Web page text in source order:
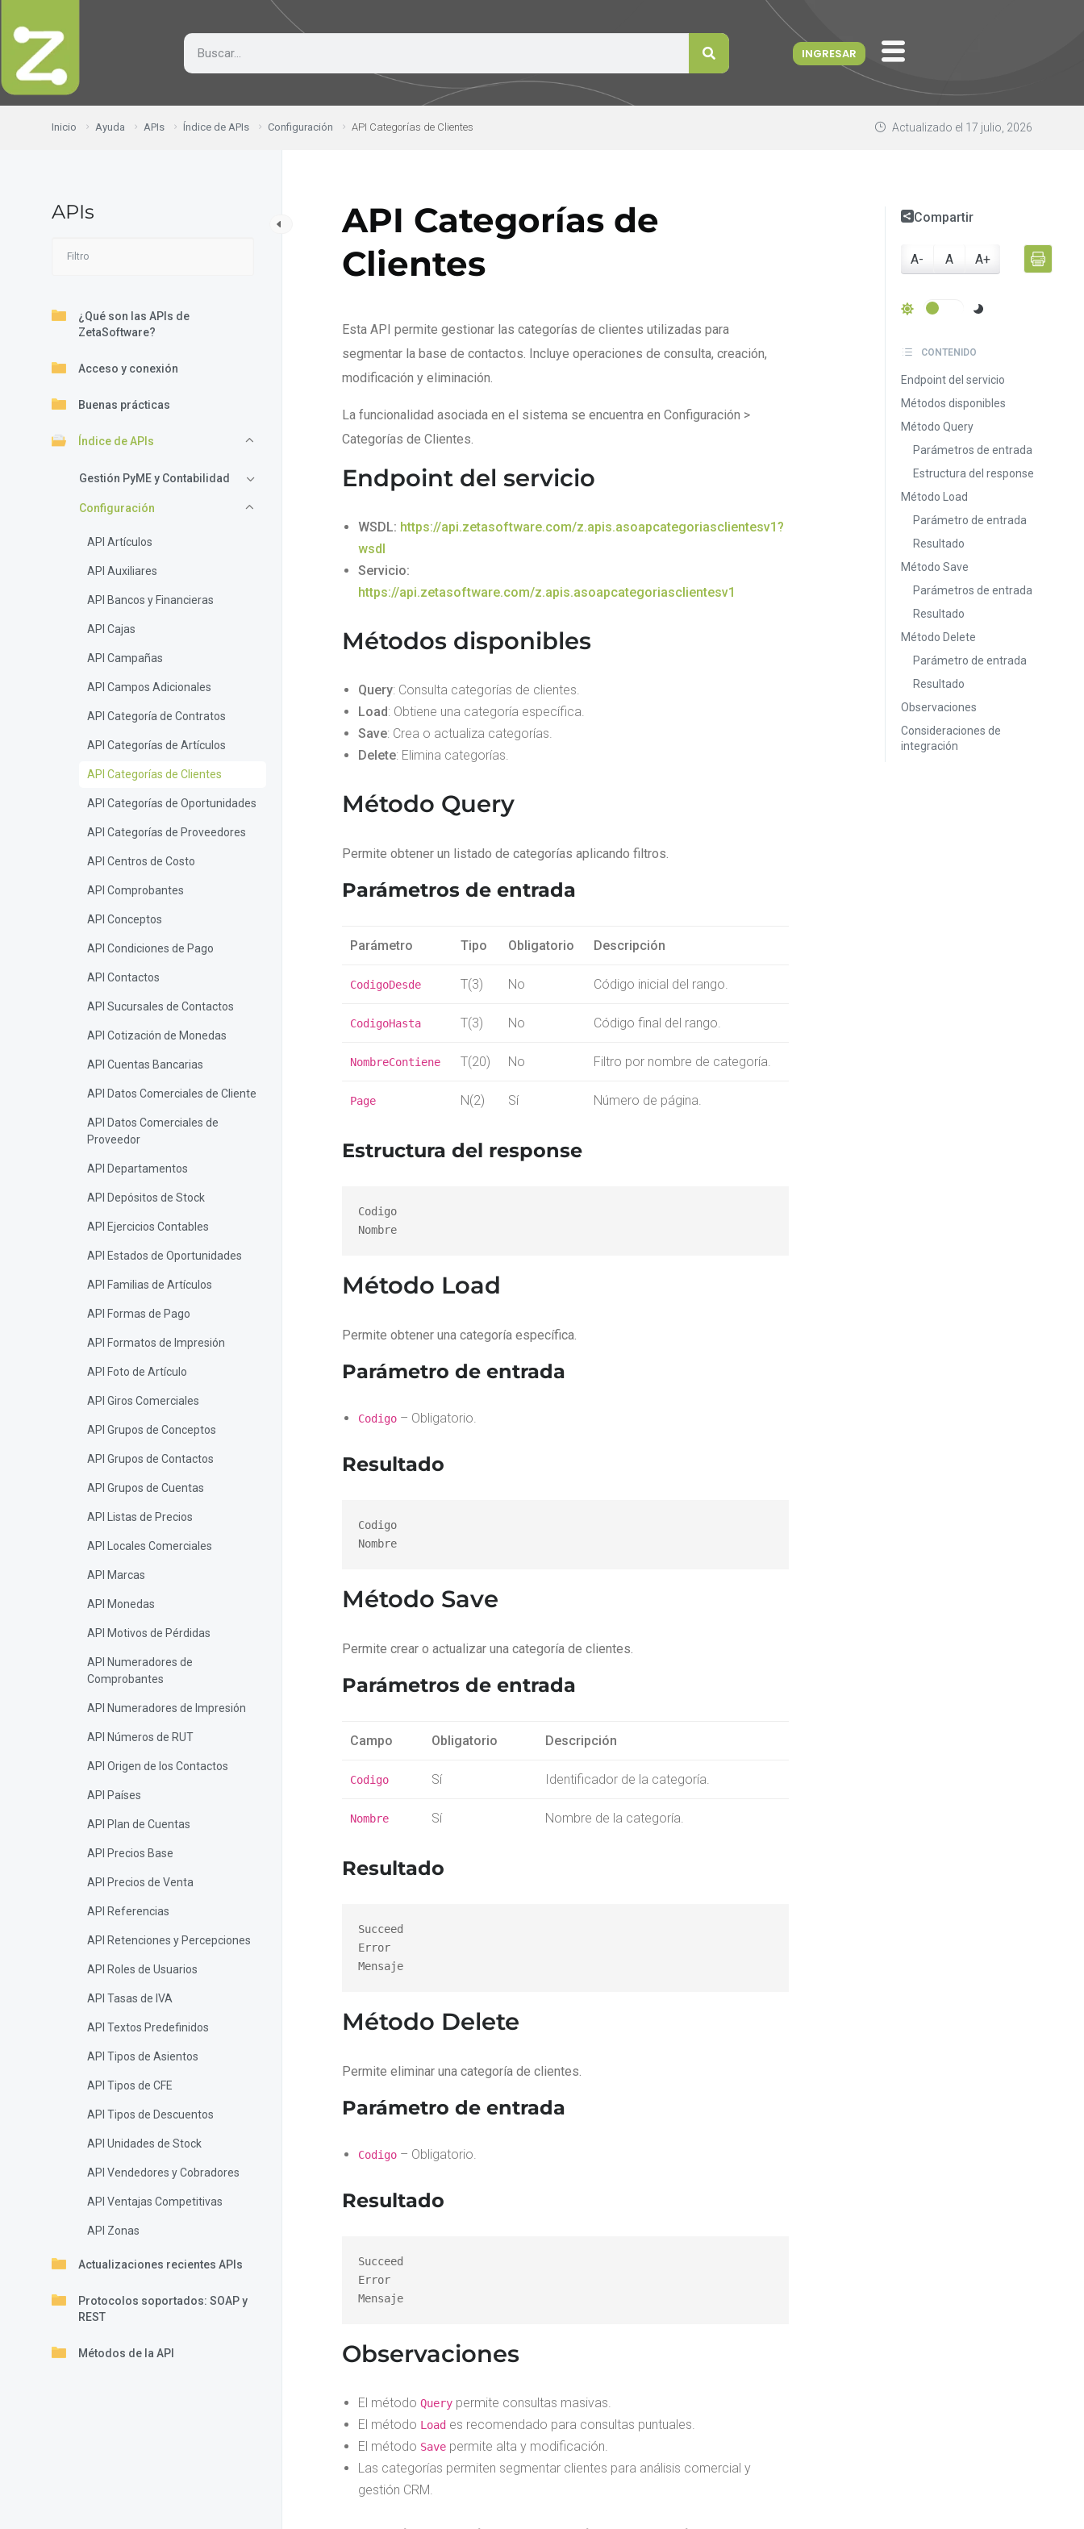
INGRESAR
Inicio Ayuda APIs Índice de APIs Configuración API Categorías de Clientes Actualizado el 17 julio, 2026
APIs
¿Qué son las APIs de
ZetaSoftware?
Acceso y conexión
Buenas prácticas
Índice de APIs
Gestión PyME y Contabilidad
Configuración
API Artículos
API Auxiliares
API Bancos y Financieras
API Cajas
API Campañas
API Campos Adicionales
API Categoría de Contratos
API Categorías de Artículos
API Categorías de Clientes
API Categorías de Oportunidades
API Categorías de Proveedores
API Centros de Costo
API Comprobantes
API Conceptos
API Condiciones de Pago
API Contactos
API Sucursales de Contactos
API Cotización de Monedas
API Cuentas Bancarias
API Datos Comerciales de Cliente
API Datos Comerciales de
Proveedor
API Departamentos
API Depósitos de Stock
API Ejercicios Contables
API Estados de Oportunidades
API Familias de Artículos
API Formas de Pago
API Formatos de Impresión
API Foto de Artículo
API Giros Comerciales
API Grupos de Conceptos
API Grupos de Contactos
API Grupos de Cuentas
API Listas de Precios
API Locales Comerciales
API Marcas
API Monedas
API Motivos de Pérdidas
API Numeradores de
Comprobantes
API Numeradores de Impresión
API Números de RUT
API Origen de los Contactos
API Países
API Plan de Cuentas
API Precios Base
API Precios de Venta
API Referencias
API Retenciones y Percepciones
API Roles de Usuarios
API Tasas de IVA
API Textos Predefinidos
API Tipos de Asientos
API Tipos de CFE
API Tipos de Descuentos
API Unidades de Stock
API Vendedores y Cobradores
API Ventajas Competitivas
API Zonas
Actualizaciones recientes APIs
Protocolos soportados: SOAP y
REST
Métodos de la API
API Categorías de
Clientes
Esta API permite gestionar las categorías de clientes utilizadas para
segmentar la base de contactos. Incluye operaciones de consulta, creación,
modificación y eliminación.
La funcionalidad asociada en el sistema se encuentra en Configuración >
Categorías de Clientes.
Endpoint del servicio
WSDL: https://api.zetasoftware.com/z.apis.asoapcategoriasclientesv1?
wsdl
Servicio:
https://api.zetasoftware.com/z.apis.asoapcategoriasclientesv1
Métodos disponibles
Query: Consulta categorías de clientes.
Load: Obtiene una categoría específica.
Save: Crea o actualiza categorías.
Delete: Elimina categorías.
Método Query
Permite obtener un listado de categorías aplicando filtros.
Parámetros de entrada
Parámetro Tipo Obligatorio Descripción
CodigoDesde T(3) No Código inicial del rango.
CodigoHasta T(3) No Código final del rango.
NombreContiene T(20) No Filtro por nombre de categoría.
Page N(2) Sí Número de página.
Estructura del response
Codigo
Nombre
Método Load
Permite obtener una categoría específica.
Parámetro de entrada
Codigo– Obligatorio.
Resultado
Codigo
Nombre
Método Save
Permite crear o actualizar una categoría de clientes.
Parámetros de entrada
Campo Obligatorio Descripción
Codigo Sí Identificador de la categoría.
Nombre Sí Nombre de la categoría.
Resultado
Succeed
Error
Mensaje
Método Delete
Permite eliminar una categoría de clientes.
Parámetro de entrada
Codigo– Obligatorio.
Resultado
Succeed
Error
Mensaje
Observaciones
El método Querypermite consultas masivas.
El método Loades recomendado para consultas puntuales.
El método Savepermite alta y modificación.
Las categorías permiten segmentar clientes para análisis comercial y
gestión CRM.
Compartir
A- A A+
CONTENIDO
Endpoint del servicio
Métodos disponibles
Método Query
Parámetros de entrada
Estructura del response
Método Load
Parámetro de entrada
Resultado
Método Save
Parámetros de entrada
Resultado
Método Delete
Parámetro de entrada
Resultado
Observaciones
Consideraciones de
integración